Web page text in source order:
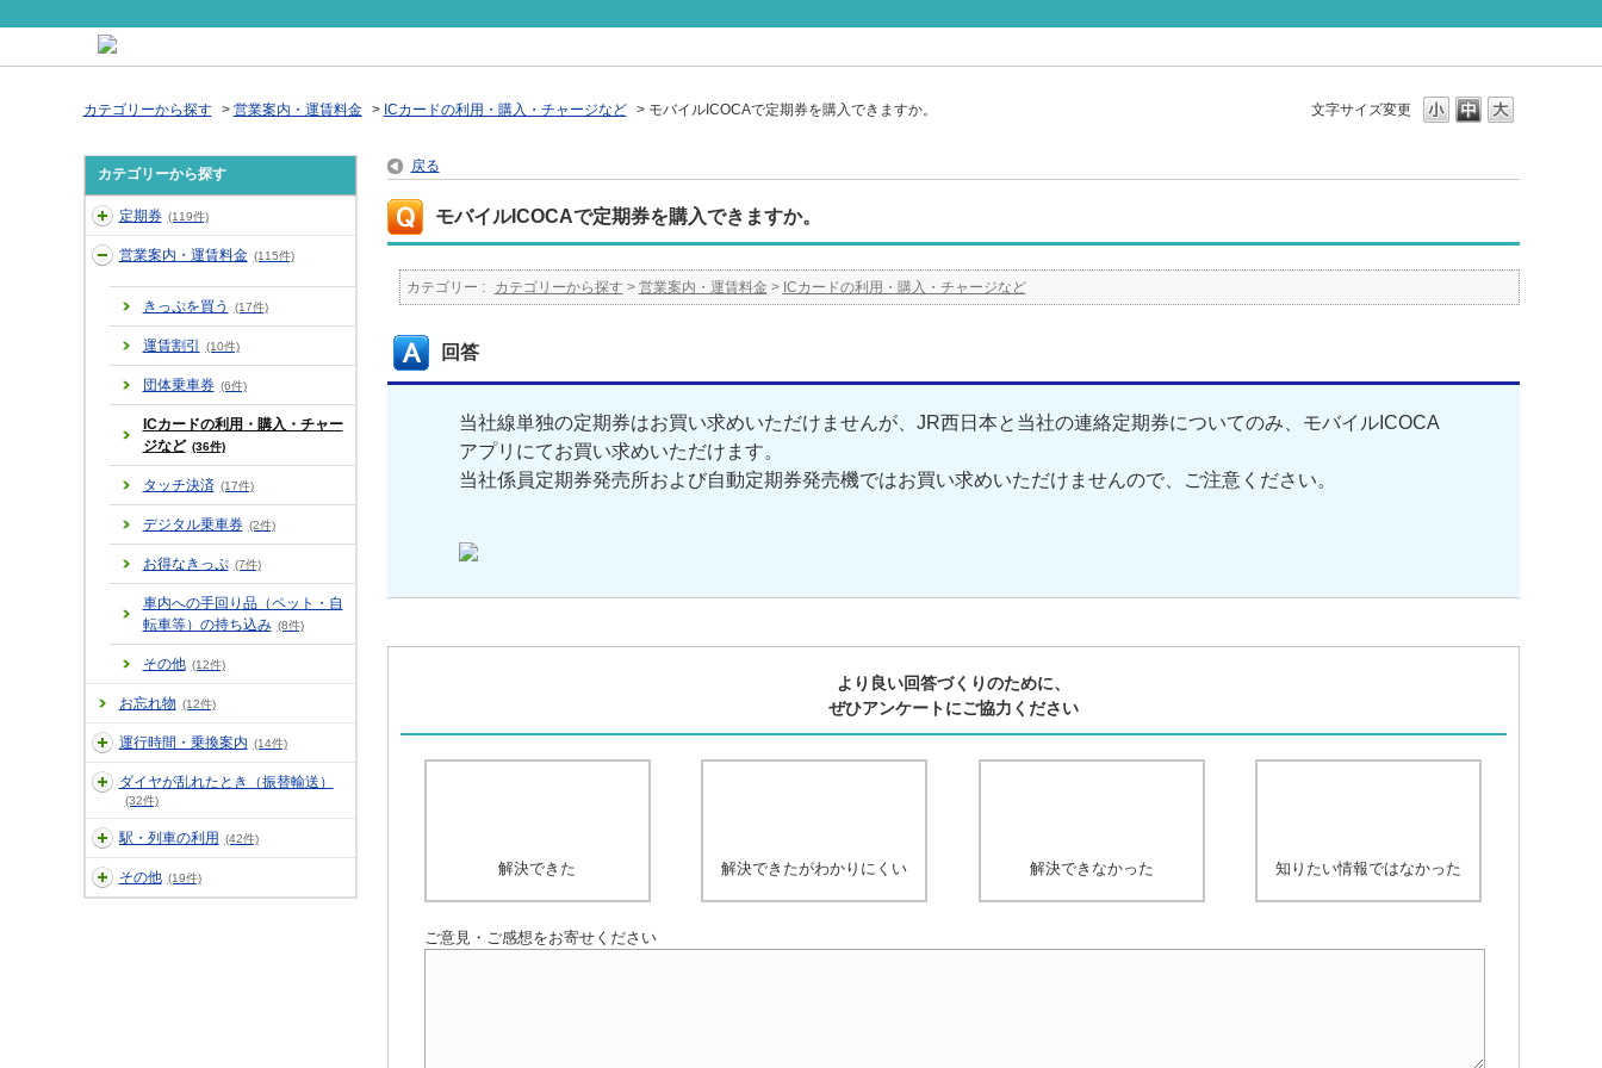
文字サイズ変更
カテゴリーから探す > 営業案内・運賃料金 > ICカードの利用・購入・チャージなど > モバイルICOCAで定期券を購入できますか。
カテゴリーから探す
定期券 (119件)
営業案内・運賃料金 (115件)
きっぷを買う (17件)
運賃割引 (10件)
団体乗車券 (6件)
ICカードの利用・購入・チャー
ジなど (36件)
タッチ決済 (17件)
デジタル乗車券 (2件)
お得なきっぷ (7件)
車内への手回り品（ペット・自
転車等）の持ち込み (8件)
その他 (12件)
お忘れ物 (12件)
運行時間・乗換案内 (14件)
ダイヤが乱れたとき（振替輸送）
(32件)
駅・列車の利用 (42件)
その他 (19件)
戻る
モバイルICOCAで定期券を購入できますか。
カテゴリー : カテゴリーから探す > 営業案内・運賃料金 > ICカードの利用・購入・チャージなど
回答
当社線単独の定期券はお買い求めいただけませんが、JR西日本と当社の連絡定期券についてのみ、モバイルICOCA
アプリにてお買い求めいただけます。
当社係員定期券発売所および自動定期券発売機ではお買い求めいただけませんので、ご注意ください。
より良い回答づくりのために、
ぜひアンケートにご協力ください
解決できた 解決できたがわかりにくい 解決できなかった 知りたい情報ではなかった
ご意見・ご感想をお寄せください